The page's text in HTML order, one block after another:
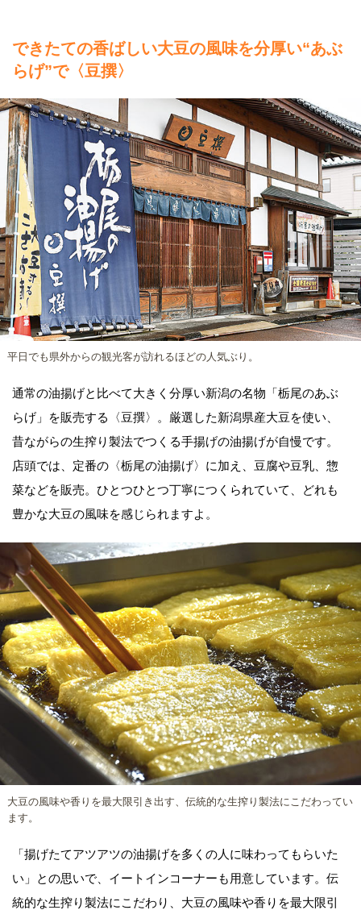
できたての香ばしい大豆の風味を分厚い“あぶ
らげ”で〈豆撰〉
平日でも県外からの観光客が訪れるほどの人気ぶり。
通常の油揚げと比べて大きく分厚い新潟の名物「栃尾のあぶ
らげ」を販売する〈豆撰〉。厳選した新潟県産大豆を使い、
昔ながらの生搾り製法でつくる手揚げの油揚げが自慢です。
店頭では、定番の〈栃尾の油揚げ〉に加え、豆腐や豆乳、惣
菜などを販売。ひとつひとつ丁寧につくられていて、どれも
豊かな大豆の風味を感じられますよ。
大豆の風味や香りを最大限引き出す、伝統的な生搾り製法にこだわってい
ます。
「揚げたてアツアツの油揚げを多くの人に味わってもらいた
い」との思いで、イートインコーナーも用意しています。伝
統的な生搾り製法にこだわり、大豆の風味や香りを最大限引